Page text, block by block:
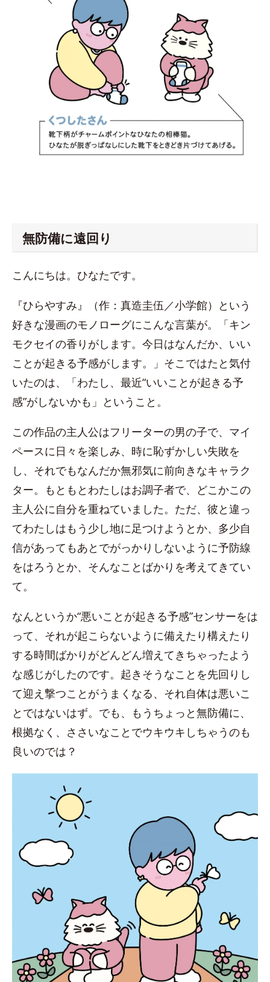
無防備に遠回り
こんにちは。ひなたです。
『ひらやすみ』（作：真造圭伍／小学館）という
好きな漫画のモノローグにこんな言葉が。「キン
モクセイの香りがします。今日はなんだか、いい
ことが起きる予感がします。」そこではたと気付
いたのは、「わたし、最近“いいことが起きる予
感”がしないかも」ということ。
この作品の主人公はフリーターの男の子で、マイ
ペースに日々を楽しみ、時に恥ずかしい失敗を
し、それでもなんだか無邪気に前向きなキャラク
ター。もともとわたしはお調子者で、どこかこの
主人公に自分を重ねていました。ただ、彼と違っ
てわたしはもう少し地に足つけようとか、多少自
信があってもあとでがっかりしないように予防線
をはろうとか、そんなことばかりを考えてきてい
て。
なんというか“悪いことが起きる予感”センサーをは
って、それが起こらないように備えたり構えたり
する時間ばかりがどんどん増えてきちゃったよう
な感じがしたのです。起きそうなことを先回りし
て迎え撃つことがうまくなる、それ自体は悪いこ
とではないはず。でも、もうちょっと無防備に、
根拠なく、ささいなことでウキウキしちゃうのも
良いのでは？